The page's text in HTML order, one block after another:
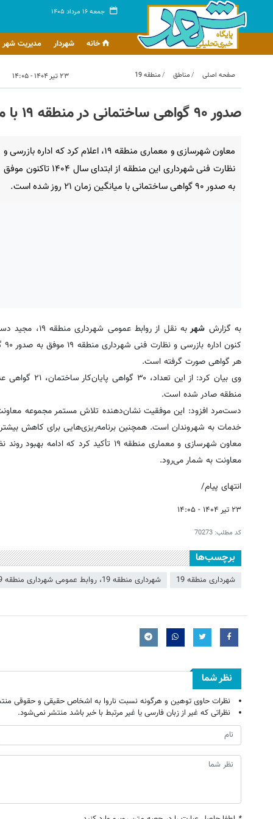
جمعه ۱۶ مرداد ۱۴۰۵
خانه شهردار مدیریت شهر
صفحه اصلی مناطق منطقه 19 ۲۳ تیر ۱۴۰۴ - ۱۴:۰۵
صدور ۹۰ گواهی ساختمانی در منطقه ۱۹ با میانگین زمان ۲۱ روز
معاون شهرسازی و معماری منطقه ۱۹، اعلام کرد که اداره بازرسی و
نظارت فنی شهرداری این منطقه از ابتدای سال ۱۴۰۴ تاکنون موفق
به صدور ۹۰ گواهی ساختمانی با میانگین زمان ۲۱ روز شده است.
به گزارش شهر
هر گواهی صورت گرفته است.
منطقه صادر شده است.
دست‌مرد افزود: این موفقیت نشان‌دهنده تلاش مستمر مجموعه
خدمات به شهروندان است. همچنین برنامه‌ریزی‌هایی برای کاهش
معاون شهرسازی و معماری منطقه ۱۹
معاونت به شمار می‌رود.
انتهای پیام/
۲۳ تیر ۱۴۰۴ - ۱۴:۰۵
کد مطلب: 70273
برچسب‌ها
شهرداری منطقه 19 شهرداری منطقه 19، روابط عمومی شهرداری منطقه 19
نظر شما
نظرات حاوی توهین و هرگونه نسبت ناروا به اشخاص حقیقی و حقوقی
نظراتی که غیر از زبان فارسی یا غیر مرتبط با خبر باشد منتشر نمی‌شود.